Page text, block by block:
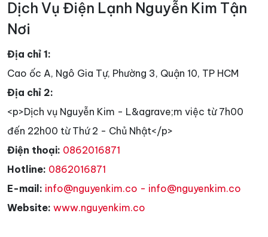
Dịch Vụ Điện Lạnh Nguyễn Kim Tận
Nơi
Địa chỉ 1:
Cao ốc A, Ngô Gia Tự, Phường 3, Quận 10, TP HCM
Địa chỉ 2:
<p>Dịch vụ Nguyễn Kim - L&agrave;m việc từ 7h00
đến 22h00 từ Thứ 2 - Chủ Nhật</p>
Điện thoại: 0862016871
Hotline: 0862016871
E-mail: info@nguyenkim.co - info@nguyenkim.co
Website: www.nguyenkim.co